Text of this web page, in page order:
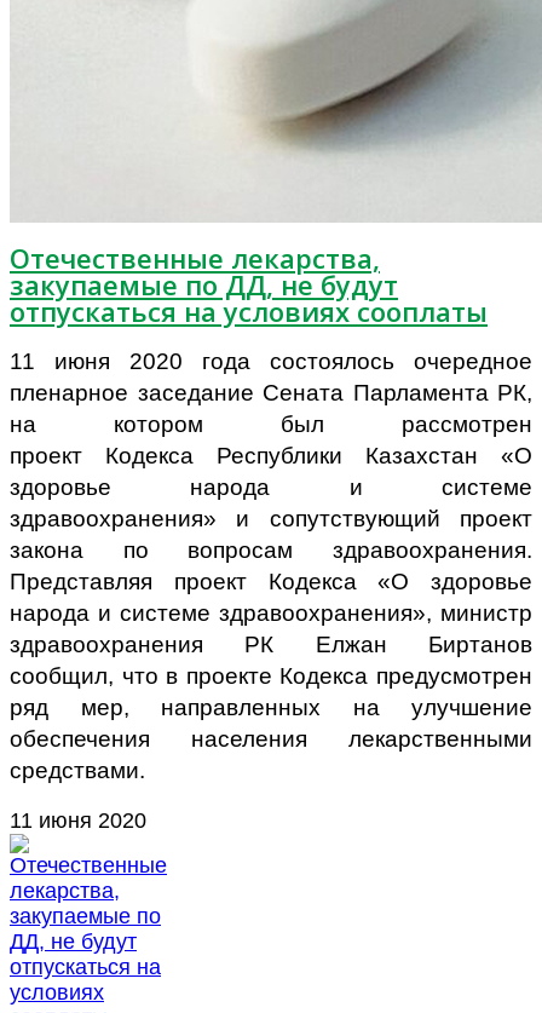
Отечественные лекарства,
закупаемые по ДД, не будут
отпускаться на условиях сооплаты
11 июня 2020 года состоялось очередное
пленарное заседание Сената Парламента РК,
на котором был рассмотрен
проект Кодекса Республики Казахстан «О
здоровье народа и системе
здравоохранения» и сопутствующий проект
закона по вопросамздравоохранения.
Представляя проект Кодекса «О здоровье
народа и системе здравоохранения», министр
здравоохранения РК Елжан Биртанов
сообщил, что в проекте Кодекса предусмотрен
ряд мер, направленных на улучшение
обеспечения населения лекарственными
средствами.
11 июня 2020